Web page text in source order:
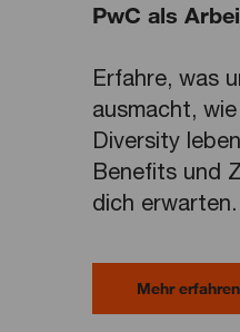
PwC als
Erfahre, was
ausmacht,
Diversity
Benefits und
dich erwarten.
Mehr erfahren